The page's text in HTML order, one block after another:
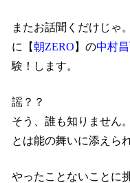
またお話聞くだけじゃ
に【朝ZERO 】の中村
験！します。
謡？？
そう、誰も知りません
とは能の舞いに添えら
やったことないことに